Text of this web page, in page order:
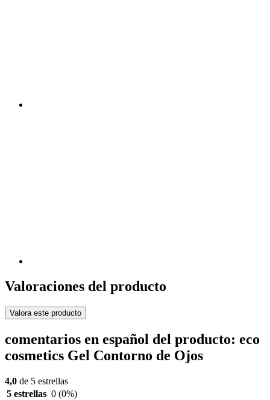
Valoraciones del producto
Valora este producto
comentarios en español del producto: eco
cosmetics Gel Contorno de Ojos
4,0 de 5 estrellas
5 estrellas 0 (0%)